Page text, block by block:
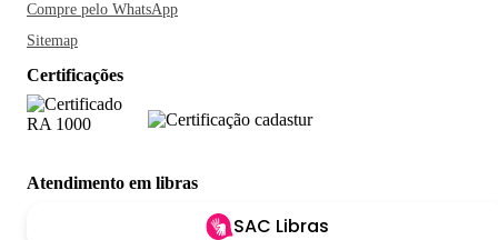
Compre pelo WhatsApp
Sitemap
Certificações
Atendimento em libras
SAC Libras